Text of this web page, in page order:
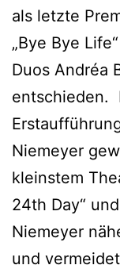
als letzte
„Bye Bye
Duos Andréa
entschieden.
Niemeyer
kleinstem
24th Day“
Niemeyer
und